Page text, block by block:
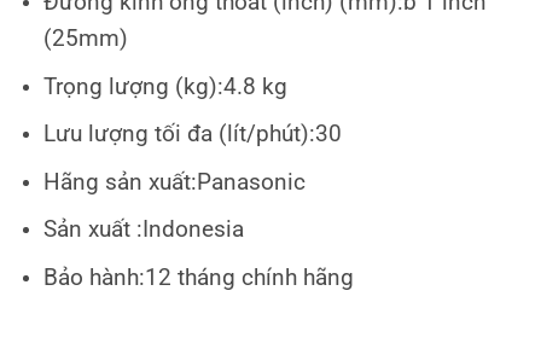
(25mm)
Trọng lượng (kg):4.8 kg
Lưu lượng tối đa (lít/phút):30
Hãng sản xuất:Panasonic
Sản xuất :Indonesia
Bảo hành:12 tháng chính hãng